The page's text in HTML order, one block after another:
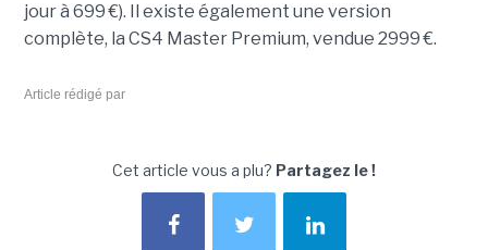
jour à 699 €). Il existe également une version
complète, la CS4 Master Premium, vendue 2999 €.
Article rédigé par
Cet article vous a plu? Partagez le !